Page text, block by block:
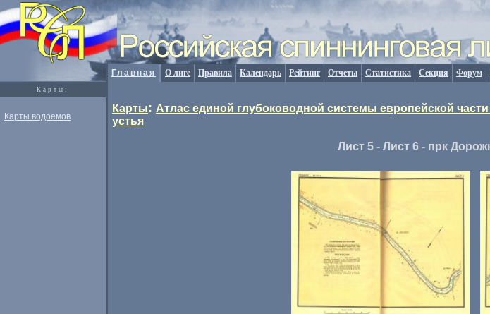
Главная О лиге Правила Календарь Рейтинг Отчеты Статистика Секция Форум
Карты:
Карты водоемов
Карты: Атлас единой глубоководной системы европейской
устья
Лист 5 - Лист 6 - прк